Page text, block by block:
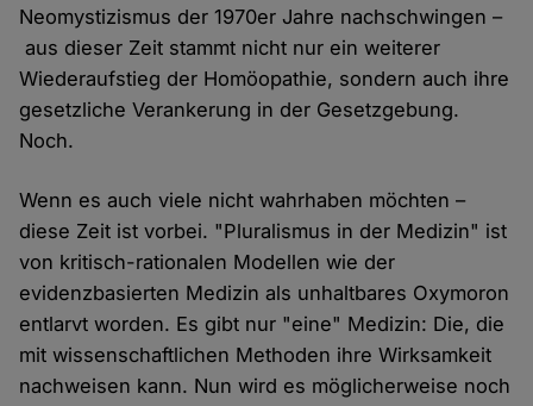
Neomystizismus der 1970er Jahre nachschwingen –
aus dieser Zeit stammt nicht nur ein weiterer
Wiederaufstieg der Homöopathie, sondern auch ihre
gesetzliche Verankerung in der Gesetzgebung.
Noch.
Wenn es auch viele nicht wahrhaben möchten –
diese Zeit ist vorbei. "Pluralismus in der Medizin" ist
von kritisch-rationalen Modellen wie der
evidenzbasierten Medizin als unhaltbares Oxymoron
entlarvt worden. Es gibt nur "eine" Medizin: Die, die
mit wissenschaftlichen Methoden ihre Wirksamkeit
nachweisen kann. Nun wird es möglicherweise noch